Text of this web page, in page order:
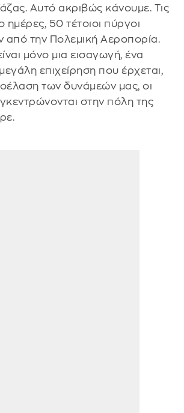
Αυτό ακριβώς κάνουμε. Τις
ημέρες, 50 τέτοιοι πύργοι
από την Πολεμική Αεροπορία.
μόνο μια εισαγωγή, ένα
επιχείρηση που έρχεται,
των δυνάμεών μας, οι
στην πόλη της